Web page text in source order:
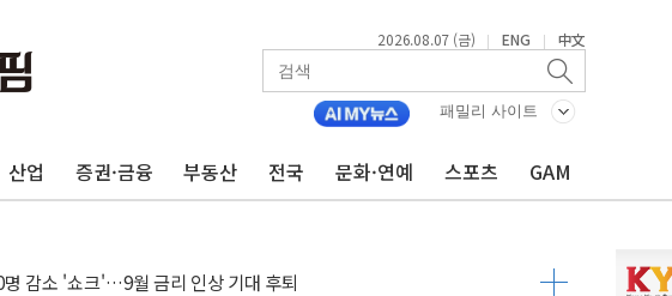
2026.08.07 (금) | ENG | 中文
패밀리 사이트
산업 증권·금융 부동산 전국 문화·연예 스포츠 GAM
프리뷰...美 고용 쇼크에 반도체주 '활짝'
크에 금리 인상 우려 후퇴…나스닥 선물 1%대 상승
공동방위협정 체결